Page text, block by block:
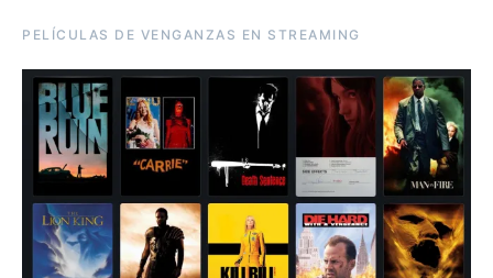
PELÍCULAS DE VENGANZAS EN STREAMING